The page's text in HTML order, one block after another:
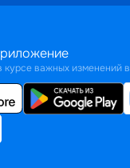
курсе важных изменений